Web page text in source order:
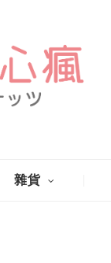
雜貨